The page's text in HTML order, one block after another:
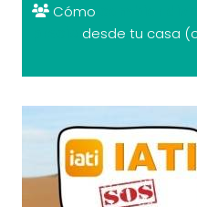
Cómo
desde tu casa